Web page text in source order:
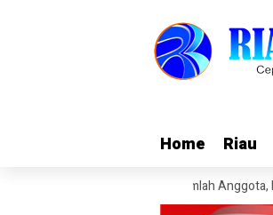
Home Riau
Home Riau
Pengunduran Diri Sejumlah Anggota,